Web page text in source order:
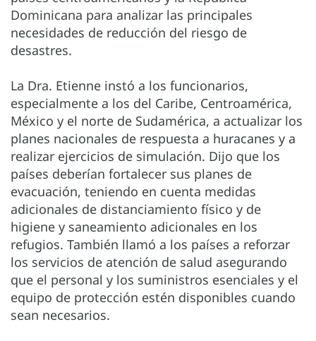
Dominicana para analizar las principales
necesidades de reducción del riesgo de
desastres.
La Dra. Etienne instó a los funcionarios,
especialmente a los del Caribe, Centroamérica,
México y el norte de Sudamérica, a actualizar los
planes nacionales de respuesta a huracanes y a
realizar ejercicios de simulación. Dijo que los
países deberían fortalecer sus planes de
evacuación, teniendo en cuenta medidas
adicionales de distanciamiento físico y de
higiene y saneamiento adicionales en los
refugios. También llamó a los países a reforzar
los servicios de atención de salud asegurando
que el personal y los suministros esenciales y el
equipo de protección estén disponibles cuando
sean necesarios.